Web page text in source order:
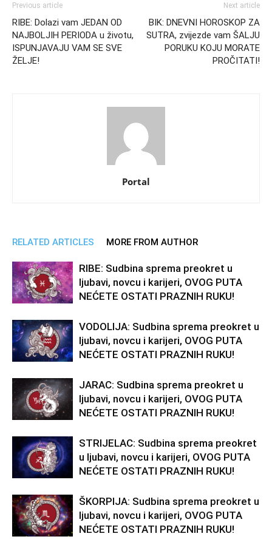
Previous article
RIBE: Dolazi vam JEDAN OD
NAJBOLJIH PERIODA u životu,
ISPUNJAVAJU VAM SE SVE
ŽELJE!
Next article
BIK: DNEVNI HOROSKOP ZA
SUTRA, zvijezde vam ŠALJU
PORUKU KOJU MORATE
PROČITATI!
Portal
RELATED ARTICLES MORE FROM AUTHOR
RIBE: Sudbina sprema preokret u
ljubavi, novcu i karijeri, OVOG PUTA
NEĆETE OSTATI PRAZNIH RUKU!
VODOLIJA: Sudbina sprema preokret u
ljubavi, novcu i karijeri, OVOG PUTA
NEĆETE OSTATI PRAZNIH RUKU!
JARAC: Sudbina sprema preokret u
ljubavi, novcu i karijeri, OVOG PUTA
NEĆETE OSTATI PRAZNIH RUKU!
STRIJELAC: Sudbina sprema preokret
u ljubavi, novcu i karijeri, OVOG PUTA
NEĆETE OSTATI PRAZNIH RUKU!
ŠKORPIJA: Sudbina sprema preokret u
ljubavi, novcu i karijeri, OVOG PUTA
NEĆETE OSTATI PRAZNIH RUKU!